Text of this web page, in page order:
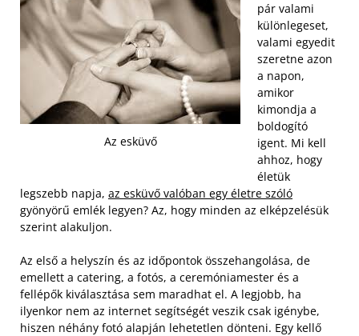
Az esküvő
pár valami
különlegeset,
valami egyedit
szeretne azon
a napon,
amikor
kimondja a
boldogító
igent. Mi kell
ahhoz, hogy
életük
legszebb napja, az esküvő valóban egy életre szóló
gyönyörű emlék legyen? Az, hogy minden az elképzelésük
szerint alakuljon.
Az első a helyszín és az időpontok összehangolása, de
emellett a catering, a fotós, a ceremóniamester és a
fellépők kiválasztása sem maradhat el. A legjobb, ha
ilyenkor nem az internet segítségét veszik csak igénybe,
hiszen néhány fotó alapján lehetetlen dönteni. Egy kellő